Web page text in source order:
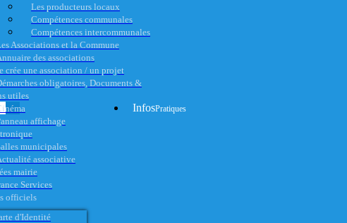
Les producteurs locaux
Compétences communales
Compétences intercommunales
Associations et la Commune
des associations
crée une association / un projet
obligatoires, Documents &
utiles
affichage
municipales
associative
InfosPratiques
mairie
Services
officiels
d'Identité